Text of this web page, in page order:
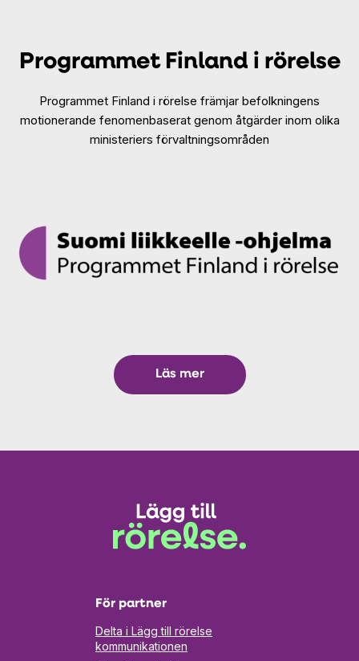
Programmet Finland i rörelse
Programmet Finland i rörelse främjar befolkningens
motionerande fenomenbaserat genom åtgärder inom olika
ministeriers förvaltningsområden
Läs mer
För partner
Delta i Lägg till rörelse
kommunikationen